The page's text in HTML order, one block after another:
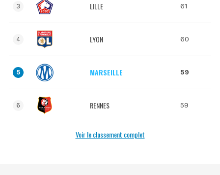
3 LILLE 61
4 LYON 60
5 MARSEILLE 59
6 RENNES 59
Voir le classement complet